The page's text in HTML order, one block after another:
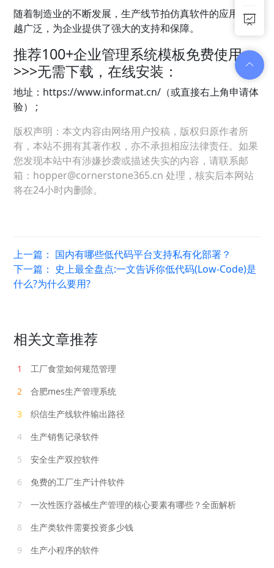
随着制造业的不断发展，生产线节拍仿真软件的应用越来
越广泛，为企业提供了强大的支持和保障。
推荐100+企业管理系统模板免费使用
>>>无需下载，在线安装：
地址： https://www.informat.cn/（或直接右上角申请体
验） ;
版权声明：本文内容由网络用户投稿，版权归原作者所
有，本站不拥有其著作权，亦不承担相应法律责任。如果
您发现本站中有涉嫌抄袭或描述失实的内容，请联系邮
箱：hopper@cornerstone365.cn 处理，核实后本网站
将在24小时内删除。
上一篇： 国内有哪些低代码平台支持私有化部署？
下一篇： 史上最全盘点:一文告诉你低代码(Low-Code)是
什么?为什么要用?
相关文章推荐
1
工厂食堂如何规范管理
2
合肥mes生产管理系统
3
织信生产线软件输出路径
4
生产销售记录软件
5
安全生产双控软件
6
免费的工厂生产计件软件
7
一次性医疗器械生产管理的核心要素有哪些？全面解析
8
生产类软件需要投资多少钱
9
生产小程序的软件